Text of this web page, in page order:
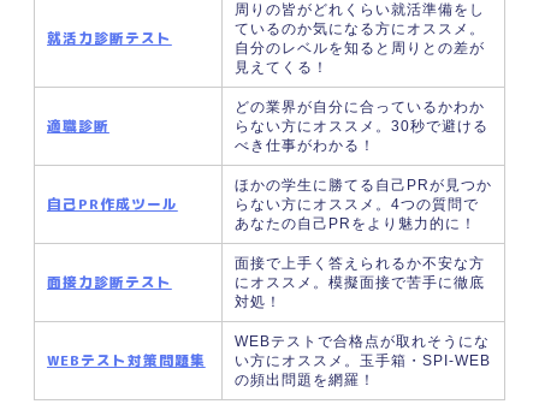
目標時間を作りタスクを細分化する
朝にクリエイティブな仕事／夜に単純作業
をおこなう
属人化している仕事がないか確認する
自分のノー残業デーを作る
残業するときは目安を決める
無理なく働くために！ 業務量や業務内容について
相談する方法を伝授
自分のキャパシティを伝える
定期的なミーティングで残業の状況を共有
する
残業したくない理由をあらかじめ話してお
就活力診断テスト
周りの皆がどれくらい就活準備をし
ているのか気になる方にオススメ。
自分のレベルを知ると周りとの差が
見えてくる！
適職診断
どの業界が自分に合っているかわか
らない方にオススメ。30秒で避ける
べき仕事がわかる！
自己PR作成ツール
ほかの学生に勝てる自己PRが見つか
らない方にオススメ。4つの質問で
あなたの自己PRをより魅力的に！
面接力診断テスト
面接で上手く答えられるか不安な方
にオススメ。模擬面接で苦手に徹底
対処！
WEBテスト対策問題集
WEBテストで合格点が取れそうにな
い方にオススメ。玉手箱・SPI-WEB
の頻出問題を網羅！